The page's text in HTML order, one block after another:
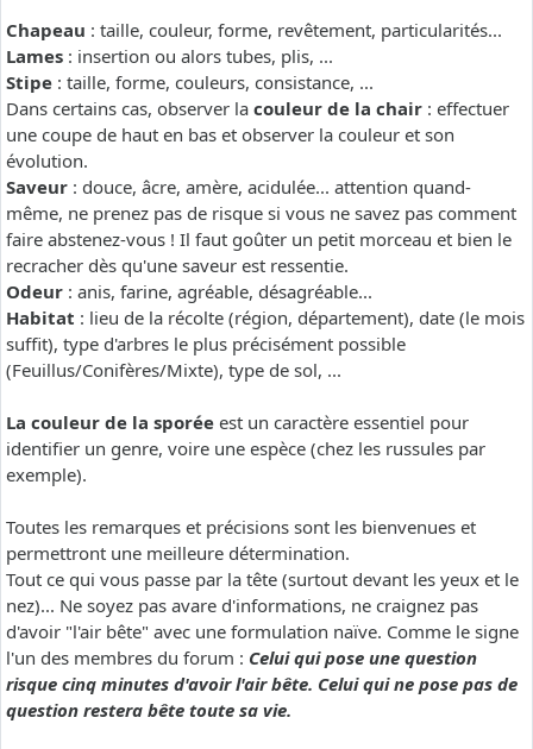
Chapeau : taille, couleur, forme, revêtement, particularités...
Lames : insertion ou alors tubes, plis, ...
Stipe : taille, forme, couleurs, consistance, ...
Dans certains cas, observer la couleur de la chair : effectuer
une coupe de haut en bas et observer la couleur et son
évolution.
Saveur : douce, âcre, amère, acidulée... attention quand-
même, ne prenez pas de risque si vous ne savez pas comment
faire abstenez-vous ! Il faut goûter un petit morceau et bien le
recracher dès qu'une saveur est ressentie.
Odeur : anis, farine, agréable, désagréable...
Habitat : lieu de la récolte (région, département), date (le mois
suffit), type d'arbres le plus précisément possible
(Feuillus/Conifères/Mixte), type de sol, ...
La couleur de la sporée est un caractère essentiel pour
identifier un genre, voire une espèce (chez les russules par
exemple).
Toutes les remarques et précisions sont les bienvenues et
permettront une meilleure détermination.
Tout ce qui vous passe par la tête (surtout devant les yeux et le
nez)... Ne soyez pas avare d'informations, ne craignez pas
d'avoir "l'air bête" avec une formulation naïve. Comme le signe
l'un des membres du forum : Celui qui pose une question
risque cinq minutes d'avoir l'air bête. Celui qui ne pose pas de
question restera bête toute sa vie.